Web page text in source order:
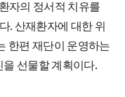
자의 정서적 치유를
. 산재환자에 대한 위
한편 재단이 운영하는
선물할 계획이다.